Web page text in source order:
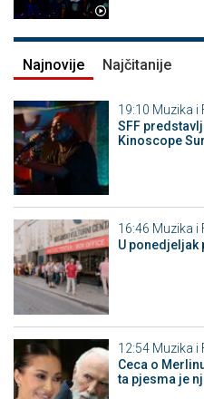
Najnovije Najčitanije
19:10 Muzika i
SFF
Kinoscope
16:46 Muzika i
U ponedjeljak
12:54 Muzika i
Ceca o
ta pjesma je